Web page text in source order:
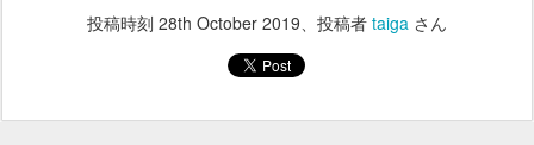
投稿時刻 28th October 2019、投稿者 taiga さん